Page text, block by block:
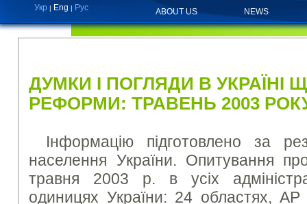
Укр | Eng | Рус ABOUT US NEWS
ДУМКИ І ПОГЛЯДИ В УКРАЇНІ
РЕФОРМИ: ТРАВЕНЬ 2003
Інформацію підготовлено за
населення України. Опитування
травня 2003 р. в усіх
одиницях України: 24 областях, АР